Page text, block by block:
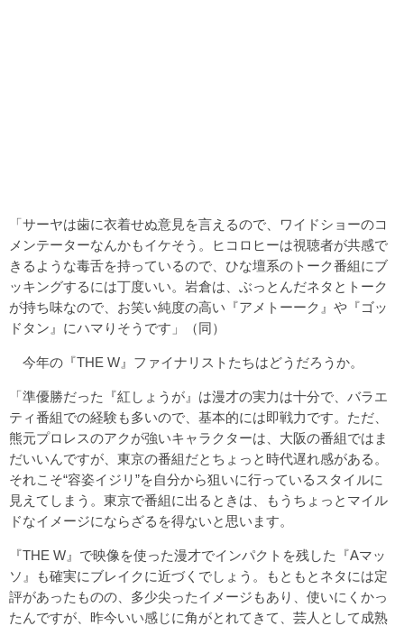
「サーヤは歯に衣着せぬ意見を言えるので、ワイドショーのコ
メンテーターなんかもイケそう。ヒコロヒーは視聴者が共感で
きるような毒舌を持っているので、ひな壇系のトーク番組にブ
ッキングするには丁度いい。岩倉は、ぶっとんだネタとトーク
が持ち味なので、お笑い純度の高い『アメトーーク』や『ゴッ
ドタン』にハマりそうです」（同）
今年の『THE W』ファイナリストたちはどうだろうか。
「準優勝だった『紅しょうが』は漫才の実力は十分で、バラエ
ティ番組での経験も多いので、基本的には即戦力です。ただ、
熊元プロレスのアクが強いキャラクターは、大阪の番組ではま
だいいんですが、東京の番組だとちょっと時代遅れ感がある。
それこそ“容姿イジリ”を自分から狙いに行っているスタイルに
見えてしまう。東京で番組に出るときは、もうちょっとマイル
ドなイメージにならざるを得ないと思います。
『THE W』で映像を使った漫才でインパクトを残した『Aマッ
ソ』も確実にブレイクに近づくでしょう。もともとネタには定
評があったものの、多少尖ったイメージもあり、使いにくかっ
たんですが、昨今いい感じに角がとれてきて、芸人として成熟